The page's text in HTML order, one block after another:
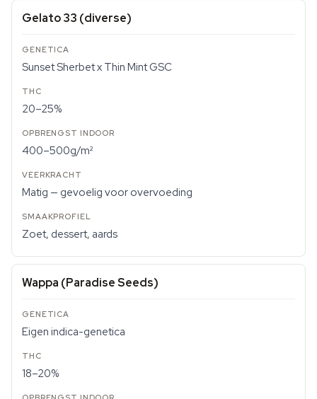
Gelato 33 (diverse)
Sunset Sherbet x Thin Mint GSC
20–25%
400–500g/m²
Matig — gevoelig voor overvoeding
Zoet, dessert, aards
Wappa (Paradise Seeds)
Eigen indica-genetica
18–20%